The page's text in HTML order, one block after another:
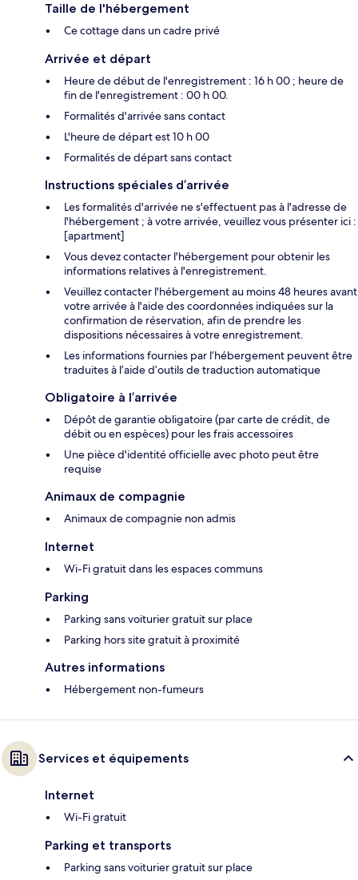
Taille de l'hébergement
Ce cottage dans un cadre privé
Arrivée et départ
Heure de début de l'enregistrement : 16 h 00 ; heure de
fin de l'enregistrement : 00 h 00.
Formalités d'arrivée sans contact
L'heure de départ est 10 h 00
Formalités de départ sans contact
Instructions spéciales d’arrivée
Les formalités d'arrivée ne s'effectuent pas à l'adresse de
l'hébergement ; à votre arrivée, veuillez vous présenter ici :
[apartment]
Vous devez contacter l'hébergement pour obtenir les
informations relatives à l'enregistrement.
Veuillez contacter l'hébergement au moins 48 heures avant
votre arrivée à l'aide des coordonnées indiquées sur la
confirmation de réservation, afin de prendre les
dispositions nécessaires à votre enregistrement.
Les informations fournies par l’hébergement peuvent être
traduites à l’aide d’outils de traduction automatique
Obligatoire à l’arrivée
Dépôt de garantie obligatoire (par carte de crédit, de
débit ou en espèces) pour les frais accessoires
Une pièce d'identité officielle avec photo peut être
requise
Animaux de compagnie
Animaux de compagnie non admis
Internet
Wi-Fi gratuit dans les espaces communs
Parking
Parking sans voiturier gratuit sur place
Parking hors site gratuit à proximité
Autres informations
Hébergement non-fumeurs
Services et équipements
Internet
Wi-Fi gratuit
Parking et transports
Parking sans voiturier gratuit sur place